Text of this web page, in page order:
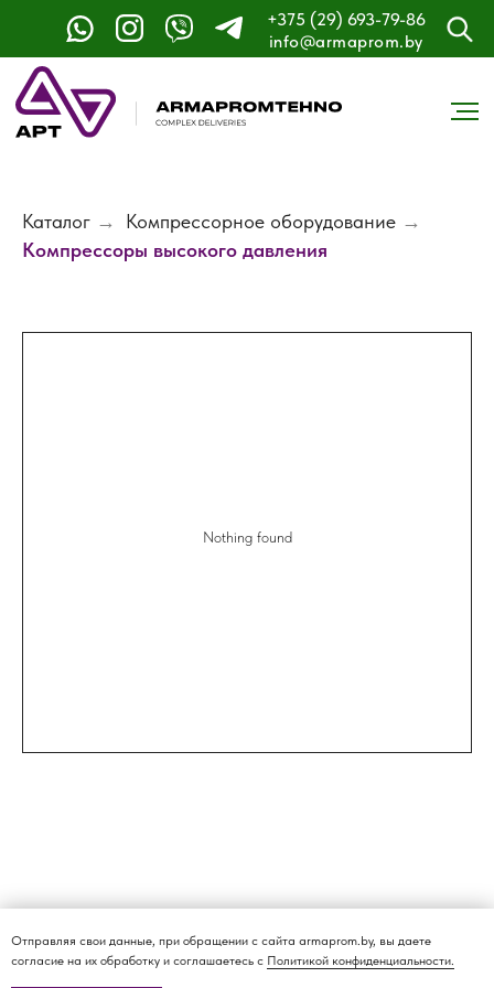
+375 (29) 693-79-86
info@armaprom.by
Каталог → Компрессорное оборудование →
Компрессоры высокого давления
Nothing found
Отправляя свои данные, при обращении с сайта armaprom.by, вы даете
согласие на их обработку и соглашаетесь с Политикой конфиденциальности.